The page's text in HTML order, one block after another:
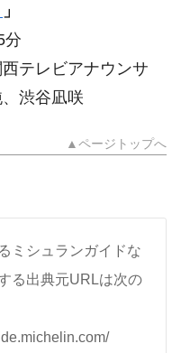
」
分
テレビアナウンサ
渋谷凪咲
▲ページトップへ
ミシュランガイドな
る出典元URLは次の